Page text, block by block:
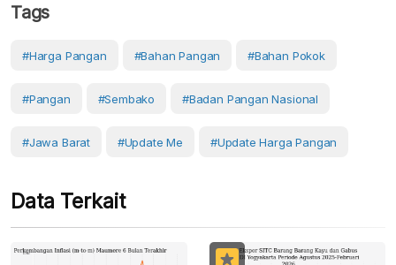
Tags
#Harga Pangan #Bahan Pangan #Bahan Pokok
#Pangan #Sembako #Badan Pangan Nasional
#Jawa Barat #Update Me #Update Harga Pangan
Data Terkait